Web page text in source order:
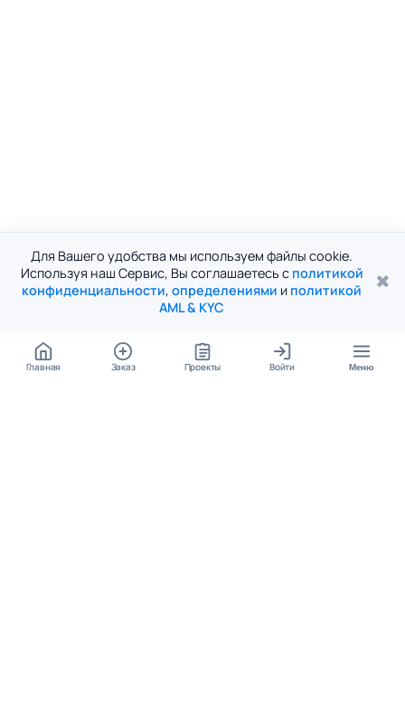
Для Вашего удобства мы используем файлы cookie.
Используя наш Сервис, Вы соглашаетесь с политикой
конфиденциальности, определениями и политикой
AML & KYC
✖
Главная Заказ Проекты Войти Меню